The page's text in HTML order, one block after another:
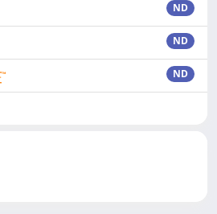
ND
ND
ND